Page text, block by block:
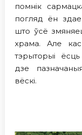
помнік
погляд ён
што ўсё
храма. Але
тэрыторыi ёсць
дзе
вёскі.